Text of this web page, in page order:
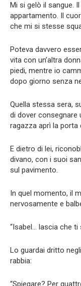
Mi si gelò il sangue.
appartamento. Il
che mi si stesse
Poteva davvero
vita con un’altra
piedi, mentre io
dopo giorno senza
Quella stessa sera,
di dover consegnare
ragazza aprì la porta
E dietro di lei,
divano, con i suoi
sul pavimento.
In quel momento, il
nervosamente e
“Isabel… lascia che ti
Lo guardai dritto
rabbia:
“Spiegare? Per